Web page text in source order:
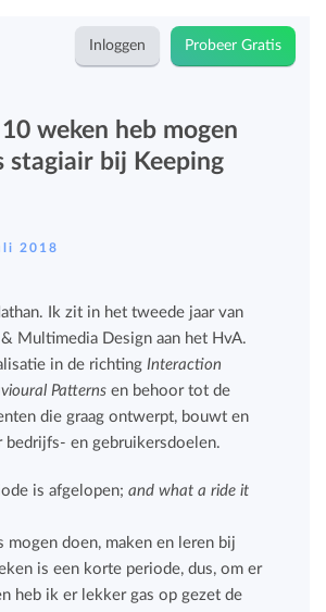
Inloggen Probeer Gratis
weken heb mogen
stagiair bij Keeping
2018
Ik zit in het tweede jaar van
Multimedia Design aan het HvA.
in de richtingInteraction
Patterns en behoor tot de
die graag ontwerpt, bouwt en
bedrijfs- en gebruikersdoelen.
is afgelopen;and what a ride it
mogen doen, maken en leren bij
is een korte periode, dus, om er
heb ik er lekker gas op gezet de